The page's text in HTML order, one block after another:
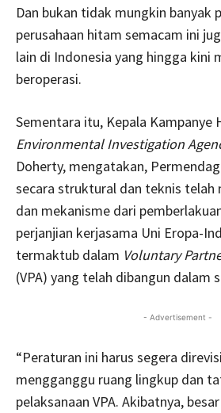
Dan bukan tidak mungkin banyak
perusahaan hitam semacam ini
lain di Indonesia yang hingga kini
beroperasi.
Sementara itu, Kepala Kampanye
Environmental Investigation
Doherty, mengatakan,
secara struktural dan teknis telah
dan mekanisme dari
perjanjian kerjasama Uni Eropa-
termaktub dalam Voluntary
(VPA) yang telah dibangun dalam
- Advertisement -
“Peraturan ini harus segera
mengganggu ruang lingkup dan
pelaksanaan VPA. Akibatnya,